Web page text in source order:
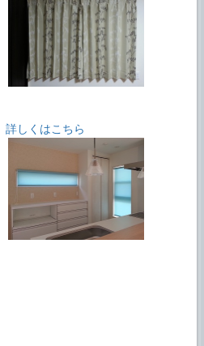
詳しくはこちら